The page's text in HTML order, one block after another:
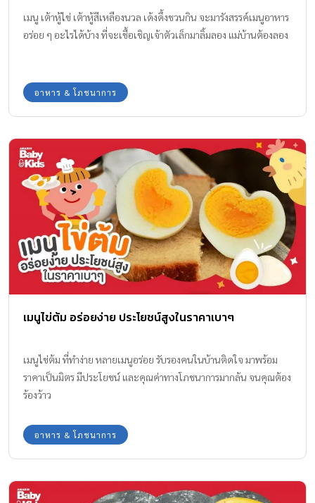
เมนู เต้าหู้ไข่ เต้าหู้สีเหลืองนวล เด้งดึ้งชวนกิน จะมารังสรรค์เมนูอาหาร
อร่อย ๆ อะไรได้บ้าง ที่จะเชื้อเชิญเจ้าตัวเล็กมาลิ้มลอง แม่บ้านต้องลอง
อาหาร & โภชนาการ
เมนูไข่ต้ม อร่อยง่าย ประโยชน์สูงในราคาเบาๆ
เมนูไข่ต้ม ที่ทำง่าย หลายเมนูอร่อย รับรองคนในบ้านติดใจ มาพร้อม
ราคาเป็นมิตร มีประโยชน์ และคุณค่าทางโภชนาการมากล้น จนคุณต้อง
ร้องว้าว
อาหาร & โภชนาการ